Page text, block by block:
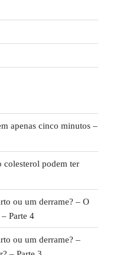
apenas cinco minutos –
colesterol podem ter
ou um derrame? – O
Parte 4
ou um derrame? –